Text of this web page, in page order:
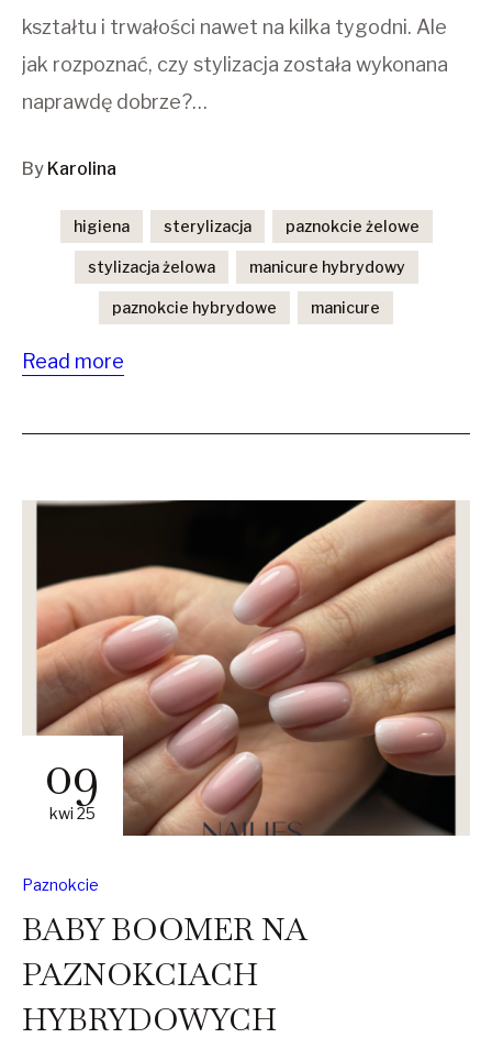
kształtu i trwałości nawet na kilka tygodni. Ale
jak rozpoznać, czy stylizacja została wykonana
naprawdę dobrze?…
By Karolina
higiena sterylizacja paznokcie żelowe
stylizacja żelowa manicure hybrydowy
paznokcie hybrydowe manicure
Read more
09
kwi 25
Paznokcie
BABY BOOMER NA
PAZNOKCIACH
HYBRYDOWYCH